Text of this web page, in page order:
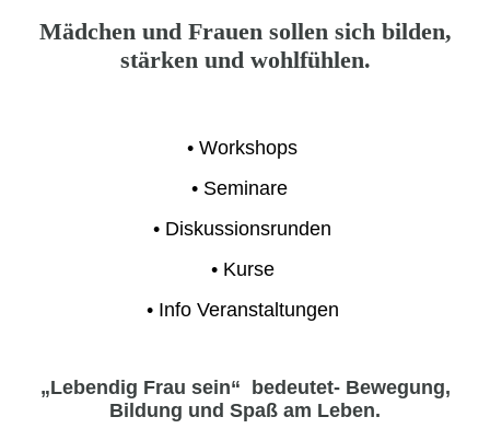
Mädchen und Frauen sollen sich bilden,
stärken und wohlfühlen.
• Workshops
• Seminare
• Diskussionsrunden
• Kurse
• Info Veranstaltungen
„Lebendig Frau sein“ bedeutet- Bewegung,
Bildung und Spaß am Leben.